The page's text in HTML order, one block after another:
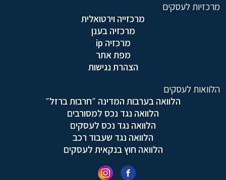
מרכזיות לעסקים
מרכזייה וירטואלית
מרכזיה בענן
מרכזיה ip
מפת אתר
הצהרת נגישות
הלוואות לעסקים
הלוואה בערבות המדינה ״חרבות ברזל״
הלוואה נגד נכס למסורבים
הלוואה נגד נכס לעסקים
הלוואה נגד שעבוד רכב
הלוואה חוץ בנקאית לעסקים